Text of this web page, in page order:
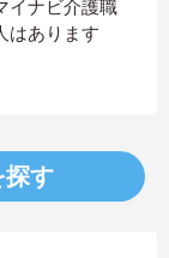
イナビ介護職
はあります
探す